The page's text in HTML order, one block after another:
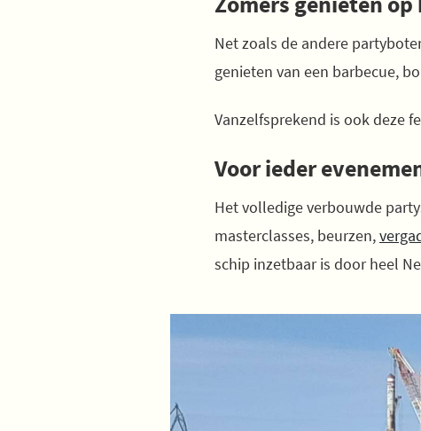
Net zoals de andere
genieten van een barbecue,
Vanzelfsprekend is ook deze
Voor ieder
Het volledige verbouwde
masterclasses, beurzen,
schip inzetbaar is door heel